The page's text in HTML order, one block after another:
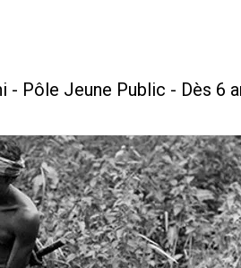
- Pôle Jeune Public - Dès 6